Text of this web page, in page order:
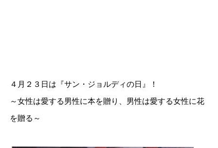
４月２３日は『サン・ジョルディの日』！
～女性は愛する男性に本を贈り、男性は愛する女性に花
を贈る～